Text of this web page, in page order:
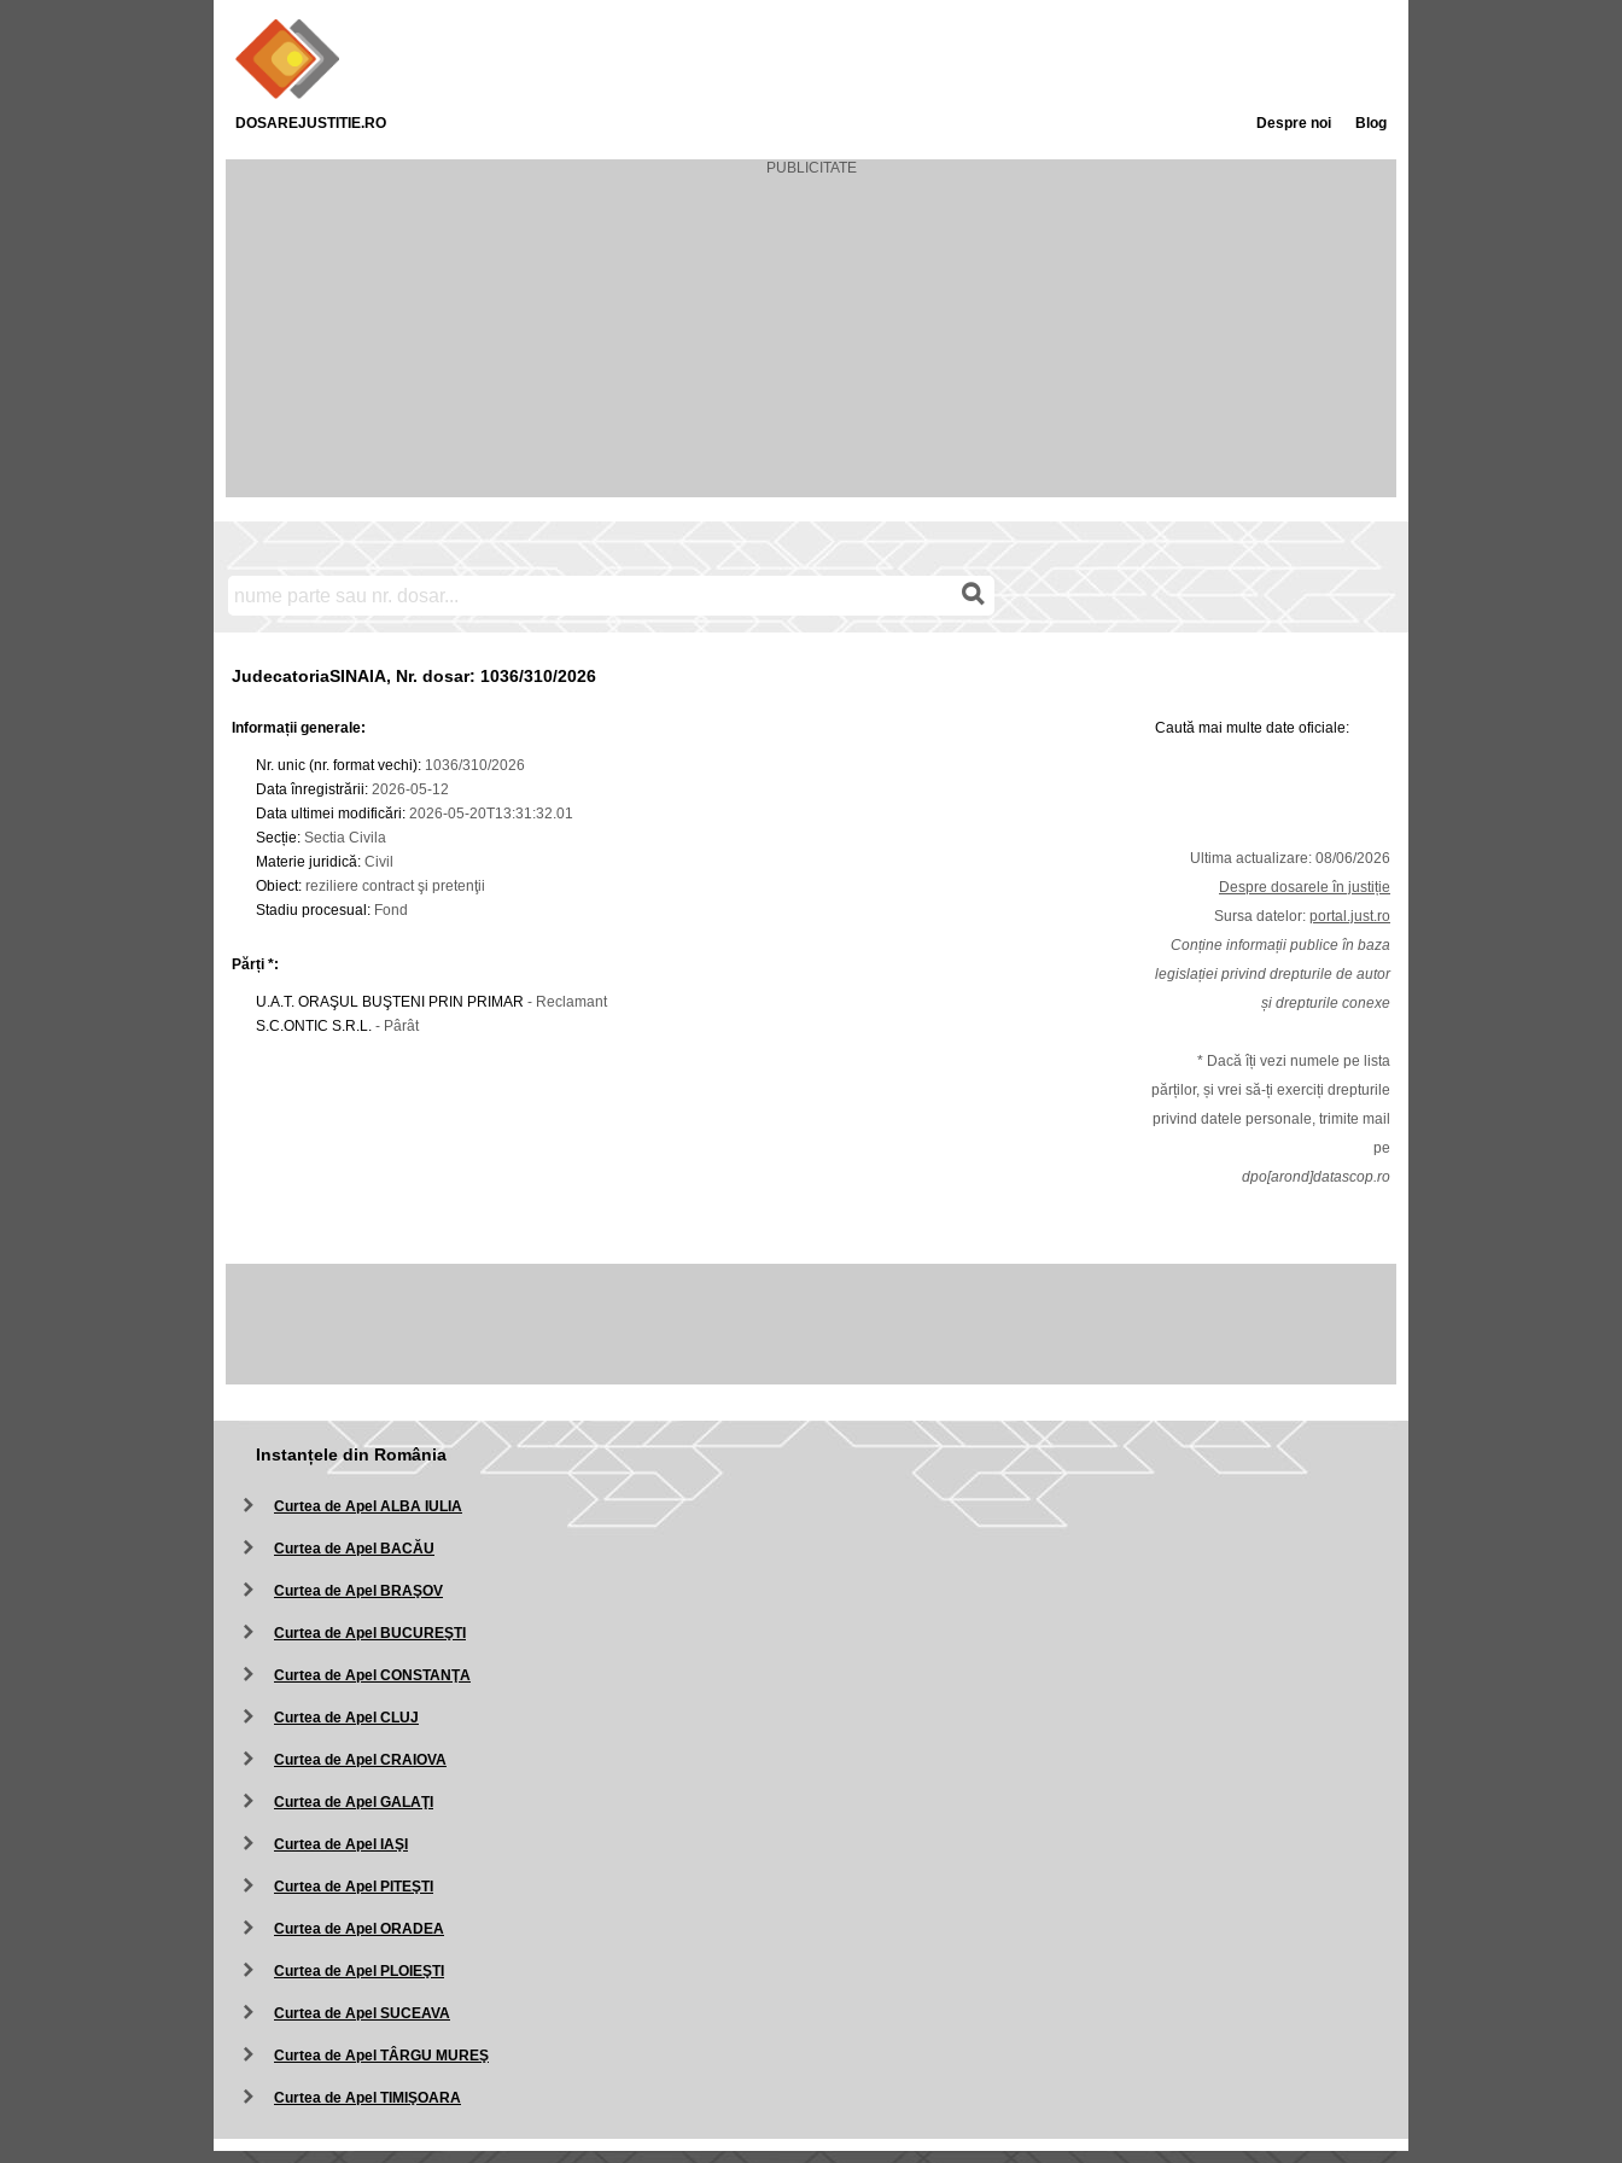
DOSAREJUSTITIE.RO Blog
Despre noi
JudecatoriaSINAIA, Nr. dosar: 1036/310/2026
Informații generale:
Nr. unic (nr. format vechi): 1036/310/2026
Data înregistrării: 2026-05-12
Data ultimei modificări: 2026-05-20T13:31:32.01
Secție: Sectia Civila
Materie juridică: Civil
Obiect: reziliere contract şi pretenţii
Stadiu procesual : Fond
Părți *:
U.A.T. ORAŞUL BUŞTENI PRIN PRIMAR - Reclamant
S.C.ONTIC S.R.L. - Pârât
Caută mai multe date oficiale:
Ultima actualizare: 08/06/2026
Despre dosarele în justiție
Sursa datelor: portal.just.ro
Conține informații publice în baza
legislației privind drepturile de autor
și drepturile conexe
* Dacă îți vezi numele pe lista
părților, și vrei să-ți exerciți drepturile
privind datele personale, trimite mail
pe
dpo[arond]datascop.ro
Instanțele din România
Curtea de Apel ALBA IULIA
Curtea de Apel BACĂU
Curtea de Apel BRAŞOV
Curtea de Apel BUCUREŞTI
Curtea de Apel CONSTANŢA
Curtea de Apel CLUJ
Curtea de Apel CRAIOVA
Curtea de Apel GALAŢI
Curtea de Apel IAŞI
Curtea de Apel PITEŞTI
Curtea de Apel ORADEA
Curtea de Apel PLOIEŞTI
Curtea de Apel SUCEAVA
Curtea de Apel TÂRGU MUREŞ
Curtea de Apel TIMIŞOARA